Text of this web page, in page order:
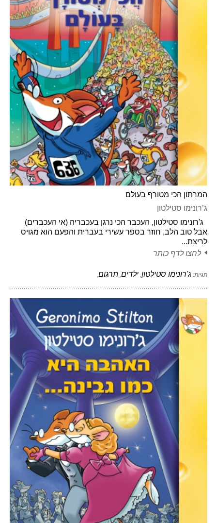
המרתון הכי מטורף בעולם
ג’רונימו סטילטון
ג'רונימו סטילטון, העכבר הכי נרגן בעכבריה (אי העכברים)
אבל טוב הלב, חוזר בספר עשירי בעברית והפעם הוא מגויס
לריצת...
לחצו לדף כותר
תגיות: ג'רונימו סטילטון ילדים תרגום